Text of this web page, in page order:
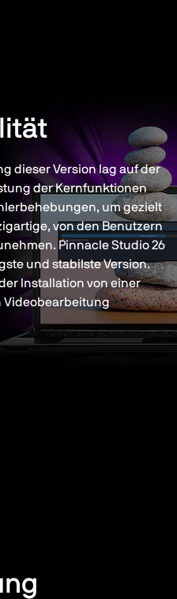
dieser Version lag auf der
der Kernfunktionen
um gezielt
von den Benutzern
Pinnacle Studio 26
und stabilste Version.
Installation von einer
Videobearbeitung